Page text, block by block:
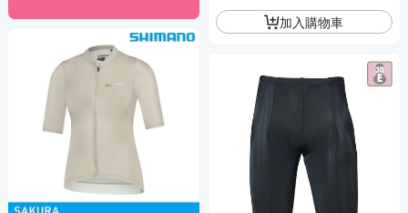
加入購物車